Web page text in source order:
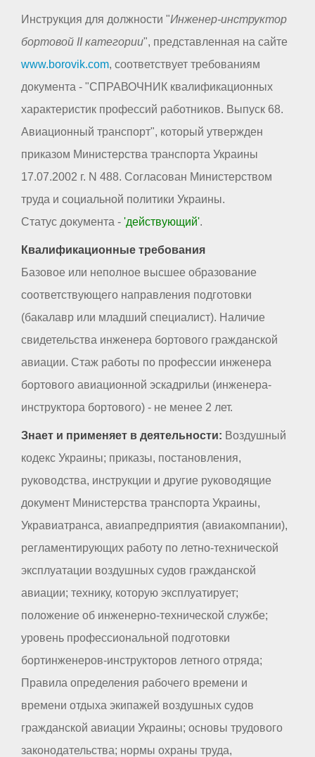
Инструкция для должности "Инженер-инструктор
бортовой II категории", представленная на сайте
www.borovik.com, соответствует требованиям
документа - "СПРАВОЧНИК квалификационных
характеристик профессий работников. Выпуск 68.
Авиационный транспорт", который утвержден
приказом Министерства транспорта Украины
17.07.2002 г. N 488. Согласован Министерством
труда и социальной политики Украины.
Статус документа - 'действующий'.
Квалификационные требования
Базовое или неполное высшее образование
соответствующего направления подготовки
(бакалавр или младший специалист). Наличие
свидетельства инженера бортового гражданской
авиации. Стаж работы по профессии инженера
бортового авиационной эскадрильи (инженера-
инструктора бортового) - не менее 2 лет.
Знает и применяет в деятельности: Воздушный
кодекс Украины; приказы, постановления,
руководства, инструкции и другие руководящие
документ Министерства транспорта Украины,
Укравиатранса, авиапредприятия (авиакомпании),
регламентирующих работу по летно-технической
эксплуатации воздушных судов гражданской
авиации; технику, которую эксплуатирует;
положение об инженерно-технической службе;
уровень профессиональной подготовки
бортинженеров-инструкторов летного отряда;
Правила определения рабочего времени и
времени отдыха экипажей воздушных судов
гражданской авиации Украины; основы трудового
законодательства; нормы охраны труда,